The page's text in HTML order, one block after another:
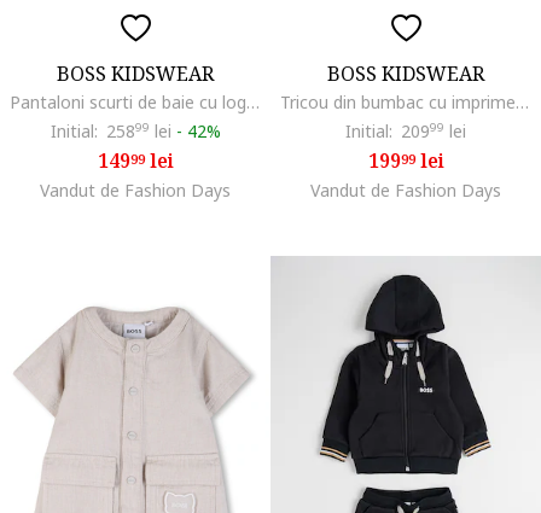
BOSS KIDSWEAR
Pantaloni scurti de baie cu logo, Bleumarin
Initial: 25899 lei - 42%
14999lei
Vandut de Fashion Days
BOSS KIDSWEAR
Tricou din bumbac cu imprimeu logo contrastant, Negru
Initial: 20999 lei
19999lei
Vandut de Fashion Days